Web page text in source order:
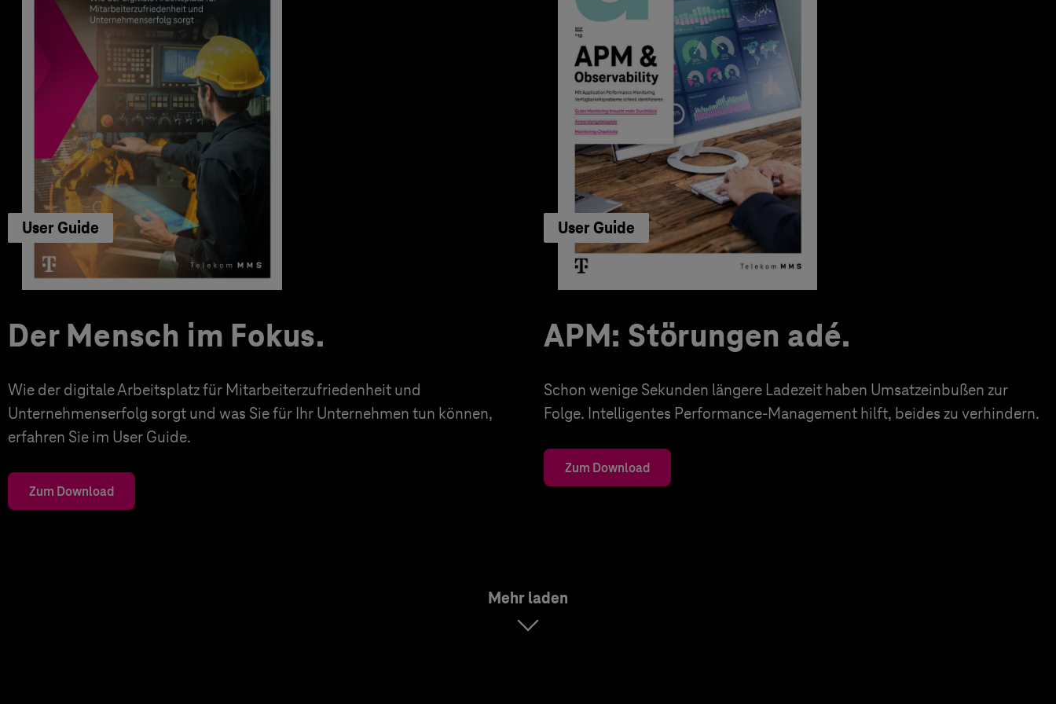
User Guide
Der Mensch im Fokus.
Wie der digitale Arbeitsplatz für Mitarbeiterzufriedenheit und
Unternehmenserfolg sorgt und was Sie für Ihr Unternehmen tun können,
erfahren Sie im User Guide.
Zum Download
User Guide
APM: Störungen adé.
Schon wenige Sekunden längere Ladezeit haben Umsatzeinbußen zur
Folge. Intelligentes Performance-Management hilft, beides zu verhindern.
Zum Download
Mehr laden